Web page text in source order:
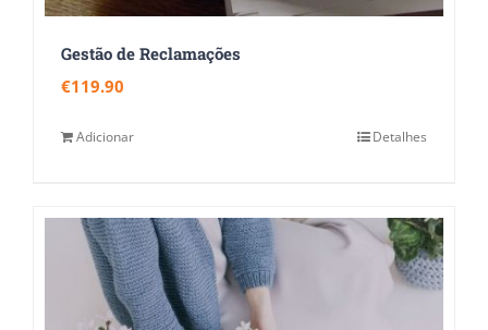
Gestão de Reclamações
€119.90
Adicionar Detalhes